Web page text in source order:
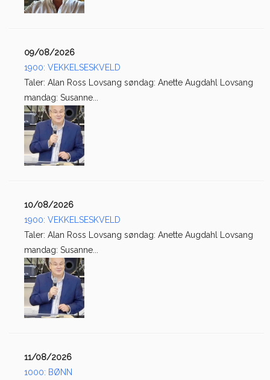
09/08/2026
1900: VEKKELSESKVELD
Taler: Alan Ross Lovsang søndag: Anette Augdahl Lovsang
mandag: Susanne...
10/08/2026
1900: VEKKELSESKVELD
Taler: Alan Ross Lovsang søndag: Anette Augdahl Lovsang
mandag: Susanne...
11/08/2026
1000: BØNN